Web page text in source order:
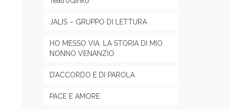
JALIS – GRUPPO DI LETTURA
HO MESSO VIA. LA STORIA DI MIO
NONNO VENANZIO
D’ACCORDO E DI PAROLA
PACE E AMORE